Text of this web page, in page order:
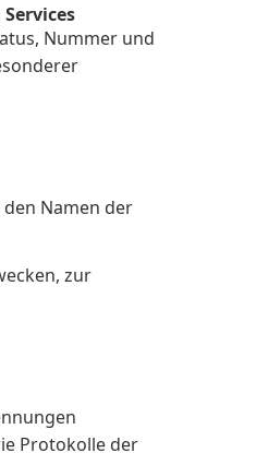
Nummer und
Namen der
zur
Protokolle der